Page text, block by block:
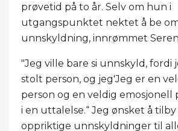
prøvetid på to år. Selv om hun i
utgangspunktet nektet å be
unnskyldning, innrømmet
"Jeg ville bare si unnskyld, fordi
stolt person, og jeg'Jeg er en
person og en veldig emosjonell
i en uttalelse.“ Jeg ønsket å
oppriktige unnskyldninger til